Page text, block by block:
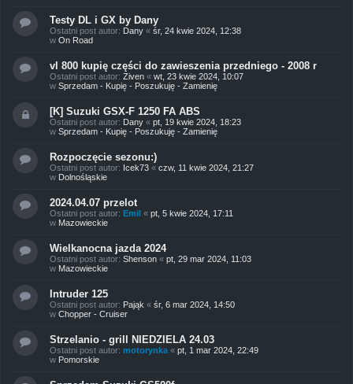
Testy DL i GX by Dany
Ostatni post autor: Dany « śr, 24 kwie 2024, 12:38
w On Road
vl 800 kupię części do zawieszenia przedniego - 2008 r
Ostatni post autor: Ziven « wt, 23 kwie 2024, 10:07
w Sprzedam - Kupię - Poszukuję - Zamienię
[K] Suzuki GSX-F 1250 FA ABS
Ostatni post autor: Dany « pt, 19 kwie 2024, 18:23
w Sprzedam - Kupię - Poszukuję - Zamienię
Rozpoczęcie sezonu:)
Ostatni post autor: Icek73 « czw, 11 kwie 2024, 21:27
w Dolnośląskie
2024.04.07 przelot
Ostatni post autor: Emil « pt, 5 kwie 2024, 17:11
w Mazowieckie
Wielkanocna jazda 2024
Ostatni post autor: Shenson « pt, 29 mar 2024, 11:03
w Mazowieckie
Intruder 125
Ostatni post autor: Pająk « śr, 6 mar 2024, 14:50
w Chopper - Cruiser
Strzelanio - grill NIEDZIELA 24.03
Ostatni post autor: motorynka « pt, 1 mar 2024, 22:49
w Pomorskie